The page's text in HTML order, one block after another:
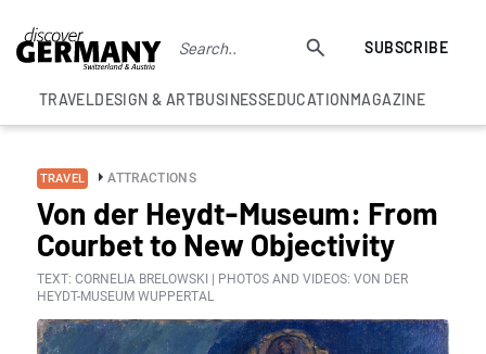
SUBSCRIBE
TRAVELDESIGN & ARTBUSINESSEDUCATIONMAGAZINE
TRAVEL ATTRACTIONS
Von der Heydt-Museum: From
Courbet to New Objectivity
TEXT: CORNELIA BRELOWSKI | PHOTOS AND VIDEOS: VON DER
HEYDT-MUSEUM WUPPERTAL